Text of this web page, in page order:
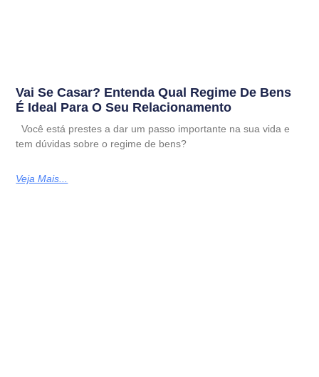
Vai Se Casar? Entenda Qual Regime De Bens
É Ideal Para O Seu Relacionamento
Você está prestes a dar um passo importante na sua vida e
tem dúvidas sobre o regime de bens?
Veja Mais...